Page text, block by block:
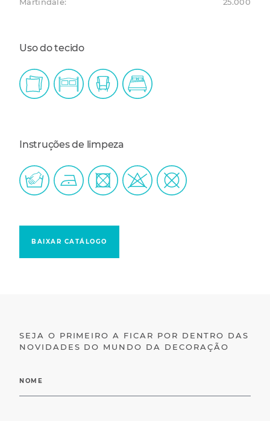
Uso do tecido
Instruções de limpeza
BAIXAR CATÁLOGO
SEJA O PRIMEIRO A FICAR POR DENTRO DAS
NOVIDADES DO MUNDO DA DECORAÇÃO